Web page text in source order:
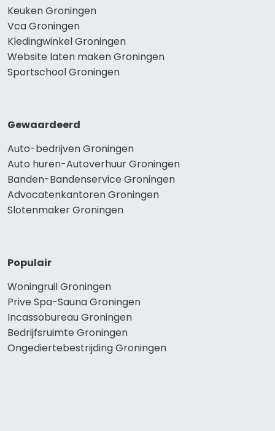
Keuken Groningen
Vca Groningen
Kledingwinkel Groningen
Website laten maken Groningen
Sportschool Groningen
Gewaardeerd
Auto-bedrijven Groningen
Auto huren-Autoverhuur Groningen
Banden-Bandenservice Groningen
Advocatenkantoren Groningen
Slotenmaker Groningen
Populair
Woningruil Groningen
Prive Spa-Sauna Groningen
Incassobureau Groningen
Bedrijfsruimte Groningen
Ongediertebestrijding Groningen